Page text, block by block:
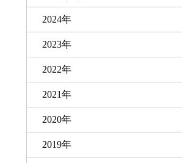
2024年
2023年
2022年
2021年
2020年
2019年